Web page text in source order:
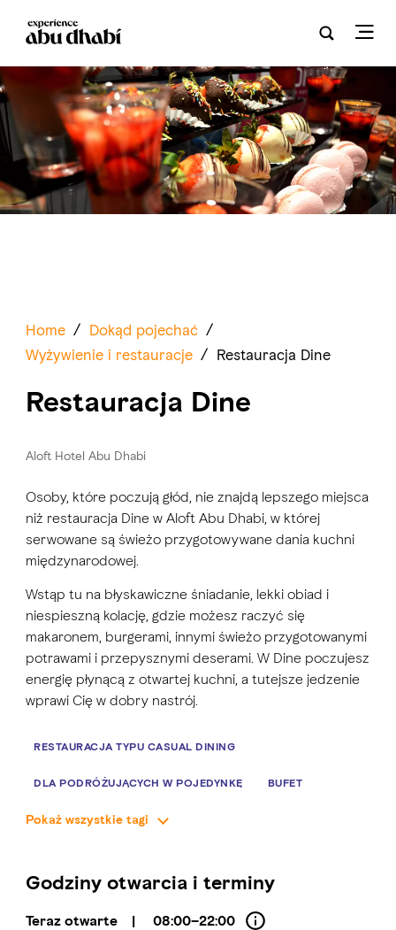
Home / Dokąd pojechać /
Wyżywienie i restauracje / Restauracja Dine
Restauracja Dine
Aloft Hotel Abu Dhabi
Osoby, które poczują głód, nie znajdą lepszego miejsca
niż restauracja Dine w Aloft Abu Dhabi, w której
serwowane są świeżo przygotowywane dania kuchni
międzynarodowej.
Wstąp tu na błyskawiczne śniadanie, lekki obiad i
niespieszną kolację, gdzie możesz raczyć się
makaronem, burgerami, innymi świeżo przygotowanymi
potrawami i przepysznymi deserami. W Dine poczujesz
energię płynącą z otwartej kuchni, a tutejsze jedzenie
wprawi Cię w dobry nastrój.
RESTAURACJA TYPU CASUAL DINING
DLA PODRÓŻUJĄCYCH W POJEDYNKĘ BUFET
MIĘDZYNARODOWA SWOBODNA ELEGANCJA
Pokaż wszystkie tagi
Godziny otwarcia i terminy
Teraz otwarte | 08:00–22:00